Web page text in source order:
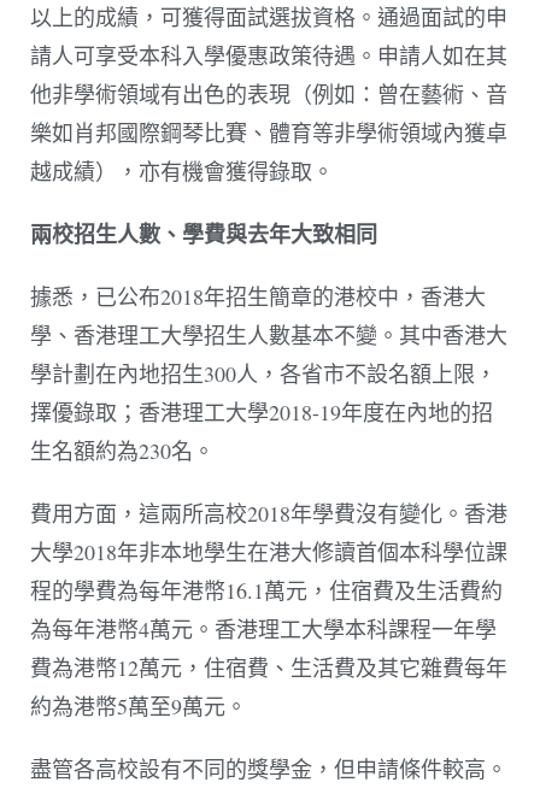
以上的成績，可獲得面試選拔資格。通過面試的申
請人可享受本科入學優惠政策待遇。申請人如在其
他非學術領域有出色的表現（例如：曾在藝術、音
樂如肖邦國際鋼琴比賽、體育等非學術領域內獲卓
越成績），亦有機會獲得錄取。
兩校招生人數、學費與去年大致相同
據悉，已公布2018年招生簡章的港校中，香港大
學、香港理工大學招生人數基本不變。其中香港大
學計劃在內地招生300人，各省市不設名額上限，
擇優錄取；香港理工大學2018-19年度在內地的招
生名額約為230名。
費用方面，這兩所高校2018年學費沒有變化。香港
大學2018年非本地學生在港大修讀首個本科學位課
程的學費為每年港幣16.1萬元，住宿費及生活費約
為每年港幣4萬元。香港理工大學本科課程一年學
費為港幣12萬元，住宿費、生活費及其它雜費每年
約為港幣5萬至9萬元。
盡管各高校設有不同的獎學金，但申請條件較高。